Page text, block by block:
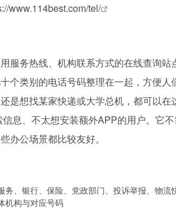
www.114best.com/tel/
服务热线、机构联系方式的在线查询站
个类别的电话号码整理在一起，方便
是想找某家快递或大学总机，都可以
息、不太想安装额外APP的用户。它
办公场景都比较友好。
务、银行、保险、党政部门、投诉举报、物
机构与对应号码